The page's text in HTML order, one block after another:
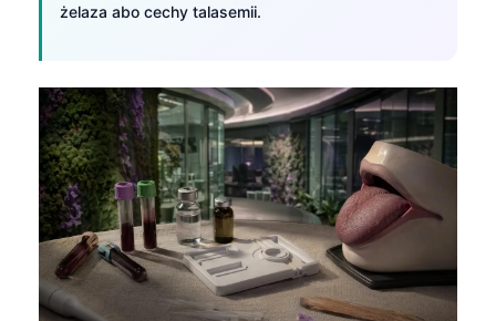
żelaza abo cechy talasemii.